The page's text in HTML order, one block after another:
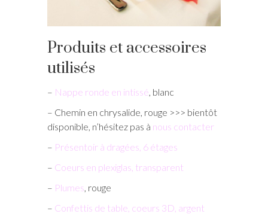
Produits et accessoires
utilisés
– Nappe ronde en intissé, blanc
– Chemin en chrysalide, rouge >>> bientôt
disponible, n’hésitez pas à nous contacter
– Présentoir à dragées, 6 étages
– Coeurs en plexiglas, transparent
– Plumes, rouge
– Confettis de table, coeurs 3D, argent